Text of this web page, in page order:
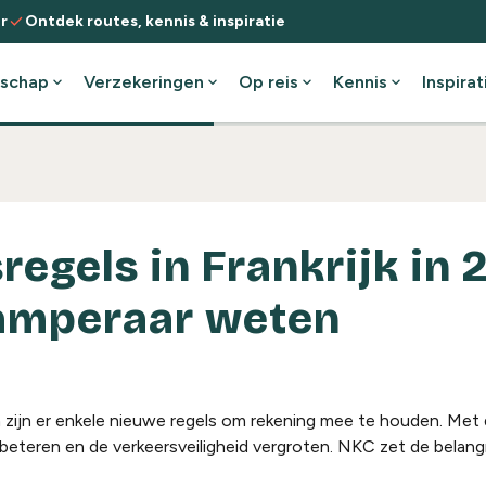
checkOntdek routes, kennis & inspiratie
expand_more Verzekeringen expand_more Op reis expand_more Kennis expand_more
in Frankrijk in
weten
er enkele nieuwe regels om rekening mee te houden. Met
en de verkeersveiligheid vergroten. NKC zet de